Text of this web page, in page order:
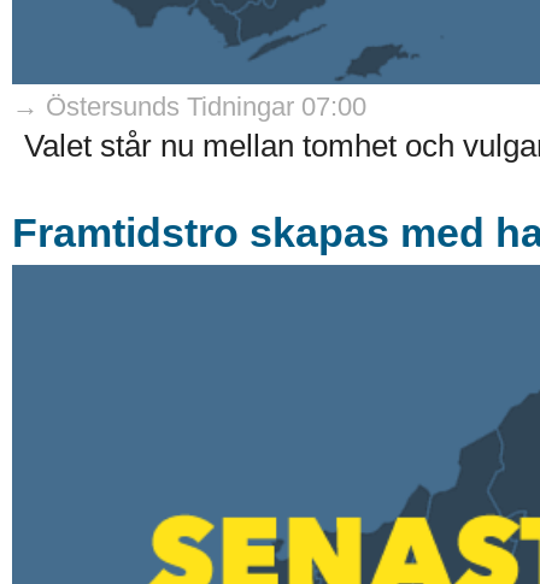
→ Östersunds Tidningar 07:00
Valet står nu mellan tomhet och
Framtidstro skapas med